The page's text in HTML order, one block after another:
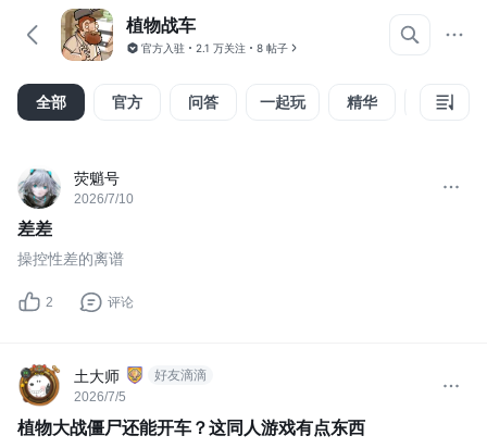
植物战车
官方入驻 2.1 万关注 8 帖子
全部 官方 问答 一起玩 精华 视频
荧魈号
2026/7/10
差差
操控性差的离谱
2 评论
土大师 好友滴滴
2026/7/5
植物大战僵尸还能开车？这同人游戏有点东西